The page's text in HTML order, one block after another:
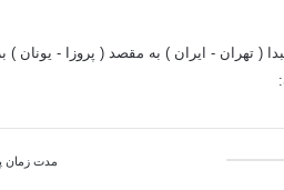
( تهران - ایران ) به مقصد ( پروزا - یونان )
مدت زمان پرواز